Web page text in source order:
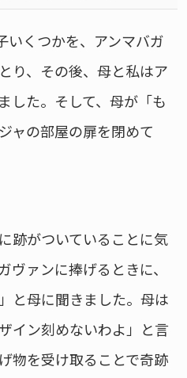
いくつかを、アンマバガ
り、その後、母と私はア
した。そして、母が「も
ャの部屋の扉を閉めて
跡がついていることに気
ァンに捧げるときに、
と母に聞きました。母は
イン刻めないわよ」と言
物を受け取ることで奇跡